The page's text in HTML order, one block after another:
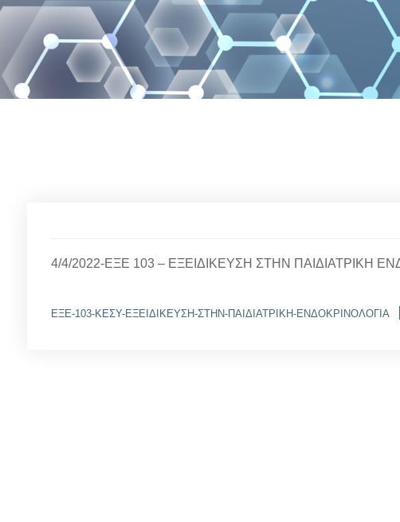
4/4/2022-ΕΞΕ 103 – ΕΞΕΙΔΙΚΕΥΣΗ ΣΤΗΝ ΠΑΙΔΙΑΤΡΙΚΗ
ΕΞΕ-103-ΚΕΣΥ-ΕΞΕΙΔΙΚΕΥΣΗ-ΣΤΗΝ-ΠΑΙΔΙΑΤΡΙΚΗ-ΕΝΔΟΚΡΙΝΟΛΟΓΙΑ